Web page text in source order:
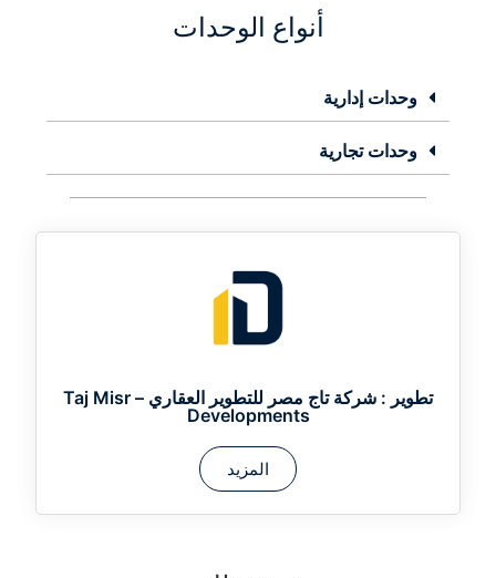
أنواع الوحدات
وحدات إدارية
وحدات تجارية
تطوير :
شركة تاج مصر للتطوير العقاري – Taj Misr
Developments
المزيد